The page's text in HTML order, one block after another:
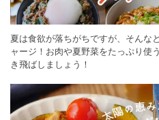
夏は食欲が落ちがちですが、そんな
ャージ！お肉や夏野菜をたっぷり使
き飛ばしましょう！